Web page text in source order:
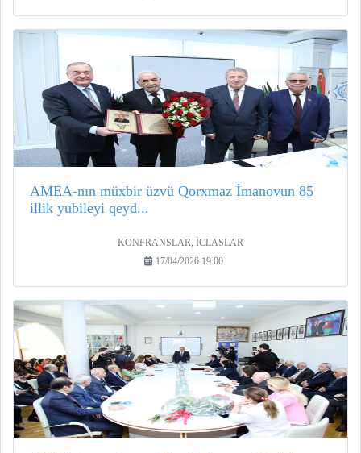
AMEA-nın müxbir üzvü Qorxmaz İmanovun 85
illik yubileyi qeyd...
KONFRANSLAR, İCLASLAR
17/04/2026 19:00